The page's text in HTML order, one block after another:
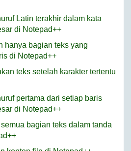
Latin terakhir dalam kata
di Notepad++
hanya bagian teks yang
di Notepad++
teks setelah karakter tertentu
pertama dari setiap baris
di Notepad++
bagian teks dalam tanda